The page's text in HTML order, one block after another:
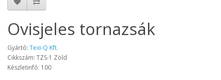
Ovisjeles tornazsák
Gyártó: Texi-Q Kft.
Cikkszám: TZS-1 Zöld
Készletinfó: 100